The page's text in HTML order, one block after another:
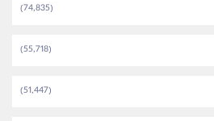
(74,835)
(55,718)
(51,447)